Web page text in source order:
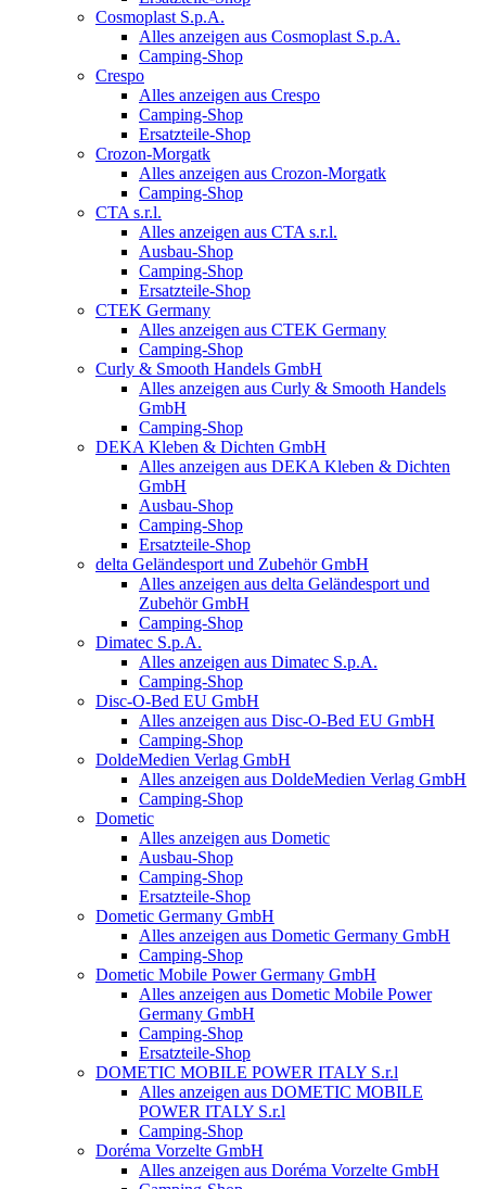
Cosmoplast S.p.A.
Alles anzeigen aus Cosmoplast S.p.A.
Camping-Shop
Crespo
Alles anzeigen aus Crespo
Camping-Shop
Ersatzteile-Shop
Crozon-Morgatk
Alles anzeigen aus Crozon-Morgatk
Camping-Shop
CTA s.r.l.
Alles anzeigen aus CTA s.r.l.
Ausbau-Shop
Camping-Shop
Ersatzteile-Shop
CTEK Germany
Alles anzeigen aus CTEK Germany
Camping-Shop
Curly & Smooth Handels GmbH
Alles anzeigen aus Curly & Smooth Handels
GmbH
Camping-Shop
DEKA Kleben & Dichten GmbH
Alles anzeigen aus DEKA Kleben & Dichten
GmbH
Ausbau-Shop
Camping-Shop
Ersatzteile-Shop
delta Geländesport und Zubehör GmbH
Alles anzeigen aus delta Geländesport und
Zubehör GmbH
Camping-Shop
Dimatec S.p.A.
Alles anzeigen aus Dimatec S.p.A.
Camping-Shop
Disc-O-Bed EU GmbH
Alles anzeigen aus Disc-O-Bed EU GmbH
Camping-Shop
DoldeMedien Verlag GmbH
Alles anzeigen aus DoldeMedien Verlag GmbH
Camping-Shop
Dometic
Alles anzeigen aus Dometic
Ausbau-Shop
Camping-Shop
Ersatzteile-Shop
Dometic Germany GmbH
Alles anzeigen aus Dometic Germany GmbH
Camping-Shop
Dometic Mobile Power Germany GmbH
Alles anzeigen aus Dometic Mobile Power
Germany GmbH
Camping-Shop
Ersatzteile-Shop
DOMETIC MOBILE POWER ITALY S.r.l
Alles anzeigen aus DOMETIC MOBILE
POWER ITALY S.r.l
Camping-Shop
Doréma Vorzelte GmbH
Alles anzeigen aus Doréma Vorzelte GmbH